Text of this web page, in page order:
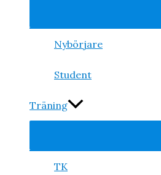
Nybörjare
Student
Träning
TK